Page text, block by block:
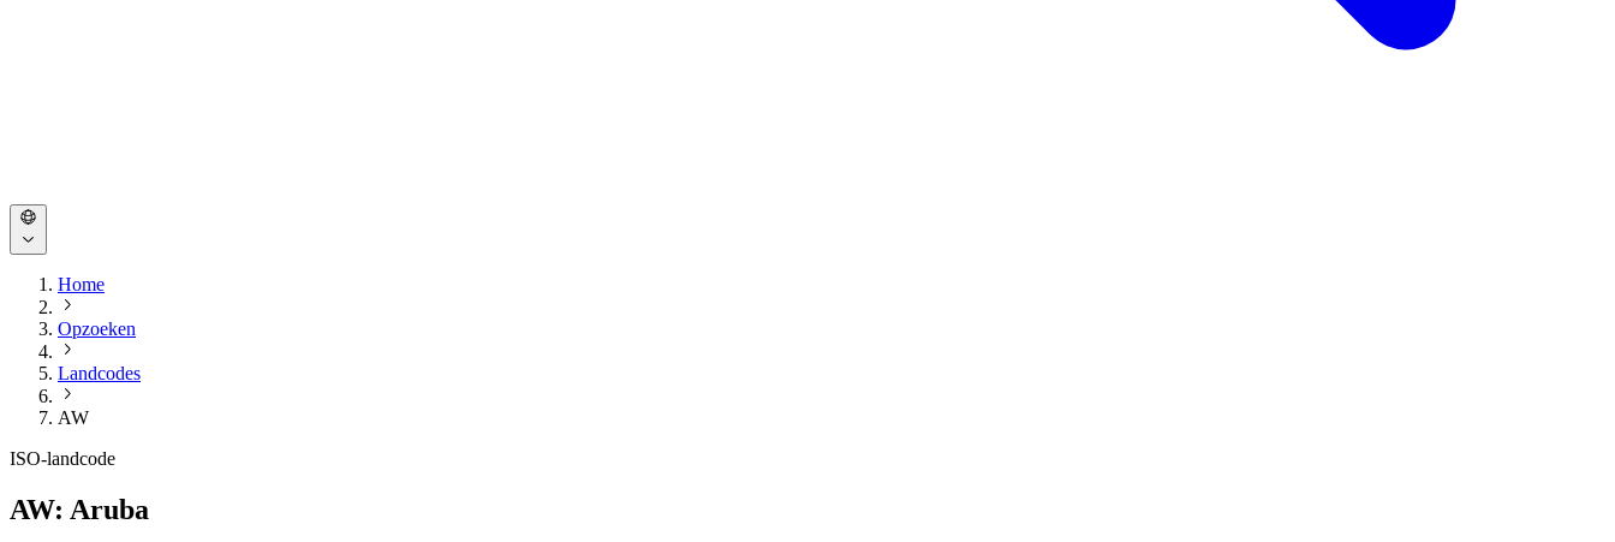
Home
Opzoeken
Landcodes
AW
ISO-landcode
AW: Aruba